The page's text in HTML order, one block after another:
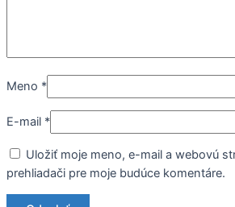
Meno *
E-mail *
Uložiť moje meno, e-mail a webovú
prehliadači pre moje budúce komentáre.